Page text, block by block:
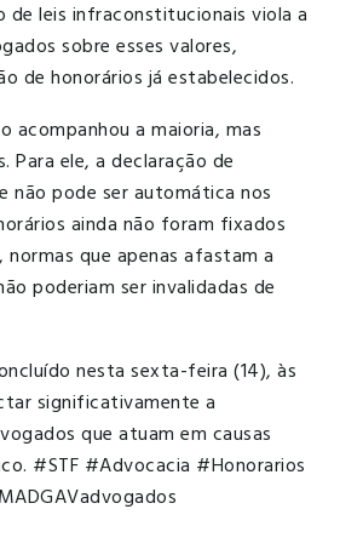
de leis infraconstitucionais viola a
sobre esses valores,
de honorários já estabelecidos.
acompanhou a maioria, mas
Para ele, a declaração de
não pode ser automática nos
ainda não foram fixados
normas que apenas afastam a
poderiam ser invalidadas de
nesta sexta-feira (14), às
significativamente a
que atuam em causas
#STF #Advocacia #Honorarios